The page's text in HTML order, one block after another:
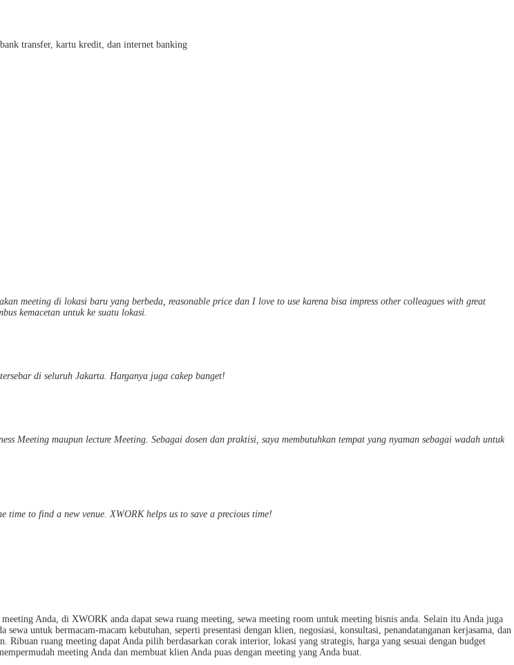
transfer, kartu kredit, dan internet banking
meeting di lokasi baru yang berbeda, reasonable price dan I love to use karena bisa impress other colleagues with great
kemacetan untuk ke suatu lokasi.
di seluruh Jakarta. Harganya juga cakep banget!
Meeting maupun lecture Meeting. Sebagai dosen dan praktisi, saya membutuhkan tempat yang nyaman sebagai wadah untuk
to find a new venue. XWORK helps us to save a precious time!
Anda, di XWORK anda dapat sewa ruang meeting, sewa meeting room untuk meeting bisnis anda. Selain itu Anda juga
untuk bermacam-macam kebutuhan, seperti presentasi dengan klien, negosiasi, konsultasi, penandatanganan kerjasama, dan
Ribuan ruang meeting dapat Anda pilih berdasarkan corak interior, lokasi yang strategis, harga yang sesuai dengan budget
meeting Anda dan membuat klien Anda puas dengan meeting yang Anda buat.